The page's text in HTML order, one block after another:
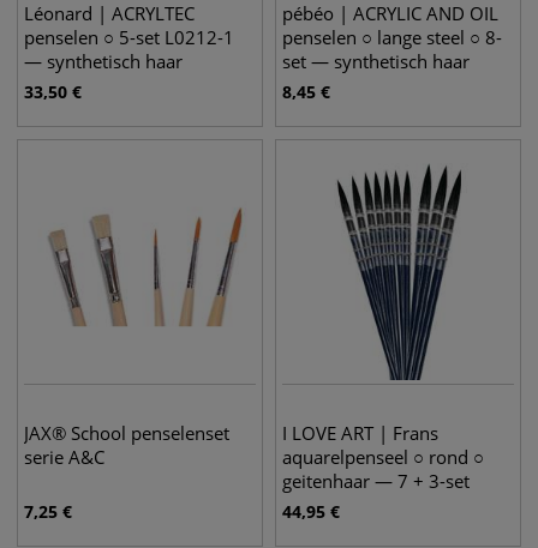
Léonard | ACRYLTEC
penselen ○ 5-set L0212-1
— synthetisch haar
33,50 €
pébéo | ACRYLIC AND OIL
penselen ○ lange steel ○ 8-
set — synthetisch haar
8,45 €
JAX® School penselenset
serie A&C
7,25 €
I LOVE ART | Frans
aquarelpenseel ○ rond ○
geitenhaar — 7 + 3-set
44,95 €